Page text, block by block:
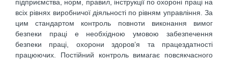
підприємства, норм, правил, інструкції по охороні праці на
всіх рівнях виробничої діяльності по рівням управління. За
цим стандартом контроль повноти виконання вимог
безпеки праці е необхідною умовою забезпечення
безпеки праці, охорони здоров’я та працездатності
працюючих. Постійний контроль вимагає повсякчасного